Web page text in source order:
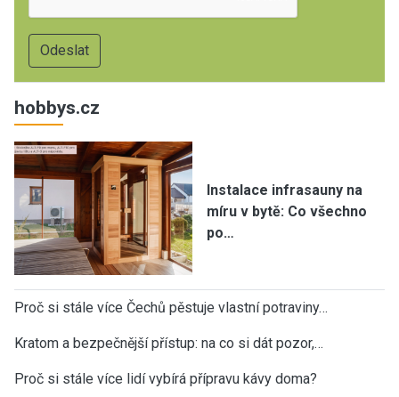
hobbys.cz
Instalace infrasauny na
míru v bytě: Co všechno
po…
Proč si stále více Čechů pěstuje vlastní potraviny…
Kratom a bezpečnější přístup: na co si dát pozor,…
Proč si stále více lidí vybírá přípravu kávy doma?